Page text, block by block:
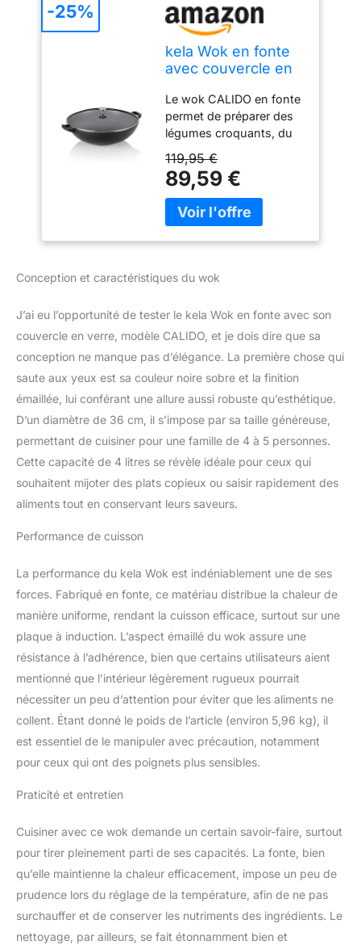
kela Wok en fonte
avec couvercle en
CALIDO, Poêle à
wok à induction,
Poêle à wok avec
couvercle, émaillée,
noire
Le wok CALIDO en fonte
permet de préparer des
légumes croquants, du
viande et du poisson de
manière saine et
économique grâce à son
excellente rétention de
températures élevées
apport de chaleur - idéal
pour saisir rapidement et
poursuivre la cuisson en
douceur. Le revêtement
favorise le
développement des
arômes de cuisson et
empêche ainsi les
aliments de brûler. Les
plats préparés au wok
sont variés et sains, car
types de cuisinières (gaz,
vitrocéramique,
électrique et induction).
De grandes poignées
encastrées permettent
une manipulation
confortable kela, une
entreprise de taille
moyenne avec 120 ans
de tradition, chez elle
dans le Jura souabe. Un
grand choix de produits
Contenu de la livraison :
1x wok en fonte avec
couvercle CALIDO noir
(art. n° 12475)
Dimensions Ø 36 cm, H
10 cm, 4 litres, Matériau :
fonte émaillée, résiste au
119,95 €
89,59 €
-25%
Conception et caractéristiques du wok
J’ai eu l’opportunité de tester le kela Wok en fonte avec son
couvercle en verre, modèle CALIDO, et je dois dire que sa
conception ne manque pas d’élégance. La première chose qui
saute aux yeux est sa couleur noire sobre et la finition
émaillée, lui conférant une allure aussi robuste qu’esthétique.
D’un diamètre de 36 cm, il s’impose par sa taille généreuse,
permettant de cuisiner pour une famille de 4 à 5 personnes.
Cette capacité de 4 litres se révèle idéale pour ceux qui
souhaitent mijoter des plats copieux ou saisir rapidement des
aliments tout en conservant leurs saveurs.
Performance de cuisson
La performance du kela Wok est indéniablement une de ses
forces. Fabriqué en fonte, ce matériau distribue la chaleur de
manière uniforme, rendant la cuisson efficace, surtout sur une
plaque à induction. L’aspect émaillé du wok assure une
résistance à l’adhérence, bien que certains utilisateurs aient
mentionné que l’intérieur légèrement rugueux pourrait
nécessiter un peu d’attention pour éviter que les aliments ne
collent. Étant donné le poids de l’article (environ 5,96 kg), il
est essentiel de le manipuler avec précaution, notamment
pour ceux qui ont des poignets plus sensibles.
Praticité et entretien
Cuisiner avec ce wok demande un certain savoir-faire, surtout
pour tirer pleinement parti de ses capacités. La fonte, bien
qu’elle maintienne la chaleur efficacement, impose un peu de
prudence lors du réglage de la température, afin de ne pas
surchauffer et de conserver les nutriments des ingrédients. Le
nettoyage, par ailleurs, se fait étonnamment bien et